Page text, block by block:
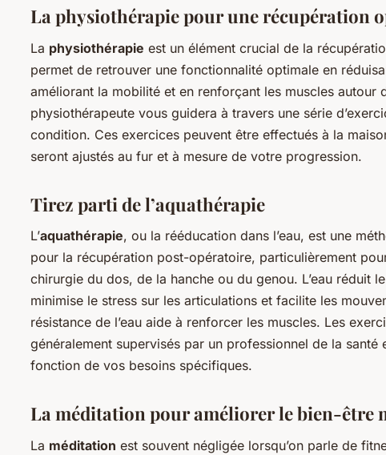
La physiothérapie pour une récupération
La physiothérapie est un élément crucial de la
permet de retrouver une fonctionnalité optimale en
améliorant la mobilité et en renforçant les muscles autour
physiothérapeute vous guidera à travers une série
condition. Ces exercices peuvent être effectués à la
seront ajustés au fur et à mesure de votre progression.
Tirez parti de l’aquathérapie
L’aquathérapie, ou la rééducation dans l’eau, est une
pour la récupération post-opératoire, particulièrement
chirurgie du dos, de la hanche ou du genou. L’eau réduit
minimise le stress sur les articulations et facilite les
résistance de l’eau aide à renforcer les muscles. Les
généralement supervisés par un professionnel de la santé
fonction de vos besoins spécifiques.
La méditation pour améliorer le bien-être
La méditation est souvent négligée lorsqu’on parle de